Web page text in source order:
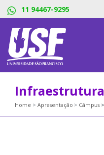
11 94467-9295
Infraestrutura
Home Apresentação Câmpus